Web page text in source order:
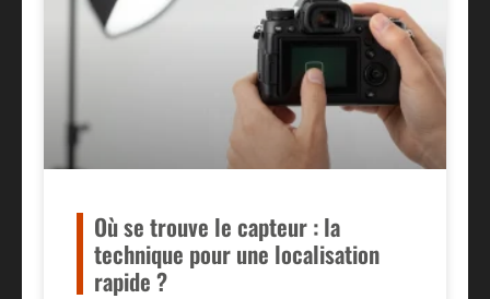
Où se trouve le capteur : la
technique pour une localisation
rapide ?